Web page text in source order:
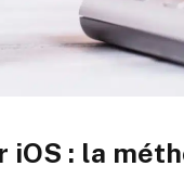
iOS : la